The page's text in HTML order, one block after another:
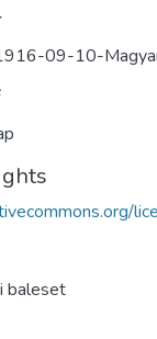
09-10-
baleset